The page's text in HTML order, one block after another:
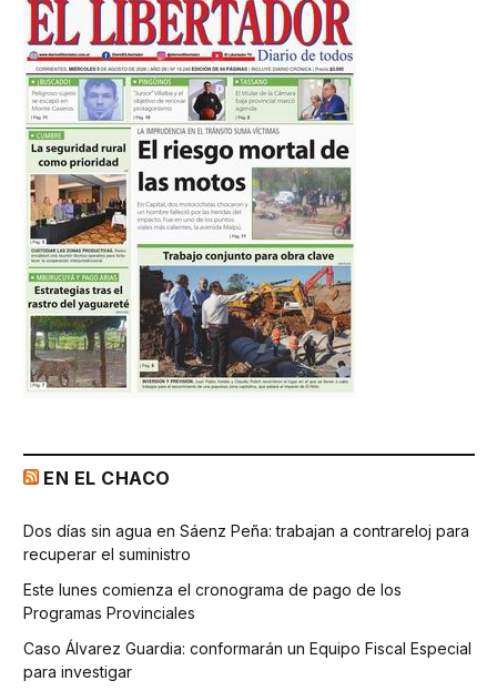
EN EL CHACO
Dos días sin agua en Sáenz Peña: trabajan a contrareloj para
recuperar el suministro
Este lunes comienza el cronograma de pago de los
Programas Provinciales
Caso Álvarez Guardia: conformarán un Equipo Fiscal Especial
para investigar